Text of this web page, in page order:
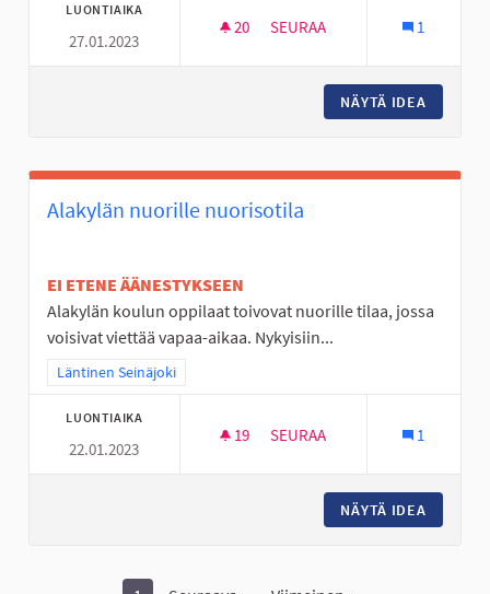
LUONTIAIKA
27.01.2023
20 20 SEURAAJAA
SEURAA 1
NÄYTÄ IDEA
Alakylän nuorille nuorisotila
EI ETENE ÄÄNESTYKSEEN
Alakylän koulun oppilaat toivovat nuorille tilaa, jossa
voisivat viettää vapaa-aikaa. Nykyisiin...
Rajaa tulokset teeman mukaan: Läntinen Seinäjoki
Läntinen Seinäjoki
LUONTIAIKA
22.01.2023
19 19 SEURAAJAA
SEURAA 1
NÄYTÄ IDEA